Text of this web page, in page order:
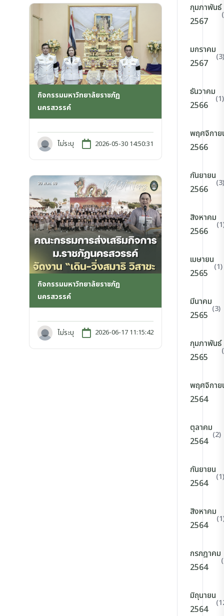
กิจกรรมมหาวิทยาลัยราชภัฏ
นครสวรรค์
ไม่ระบุ 2026-05-30 14:50:31
กิจกรรมมหาวิทยาลัยราชภัฏ
นครสวรรค์
ไม่ระบุ 2026-06-17 11:15:42
กุมภาพันธ์
2567
มกราคม
2567
(3)
ธันวาคม
2566
(1)
พฤศจิกาย
2566
กันยายน
2566
(3)
สิงหาคม
2566
เมษายน
2565
(1)
มีนาคม
2565
(3)
กุมภาพันธ์
2565
พฤศจิกาย
2564
ตุลาคม
2564
(2)
กันยายน
2564
(1)
สิงหาคม
2564
กรกฎาคม
2564
มิถุนายน
2564